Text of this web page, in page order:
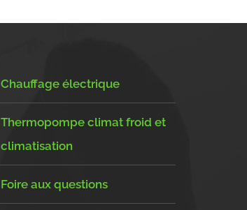
Chauffage électrique
Thermopompe climat froid et
climatisation
Foire aux questions